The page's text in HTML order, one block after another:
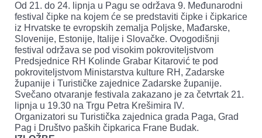
Od 21. do 24. lipnja u Pagu se održava 9. Međunarodni
festival čipke na kojem će se predstaviti čipke i čipkarice
iz Hrvatske te evropskih zemalja Poljske, Mađarske,
Slovenije, Estonije, Italije i Slovačke. Ovogodišnji
festival održava se pod visokim pokroviteljstvom
Predsjednice RH Kolinde Grabar Kitarović te pod
pokroviteljstvom Ministarstva kulture RH, Zadarske
županije i Turističke zajednice Zadarske županije.
Svečano otvaranje festivala zakazano je za četvrtak 21.
lipnja u 19.30 na Trgu Petra Krešimira IV.
Organizatori su Turistička zajednica grada Paga, Grad
Pag i Društvo paških čipkarica Frane Budak.